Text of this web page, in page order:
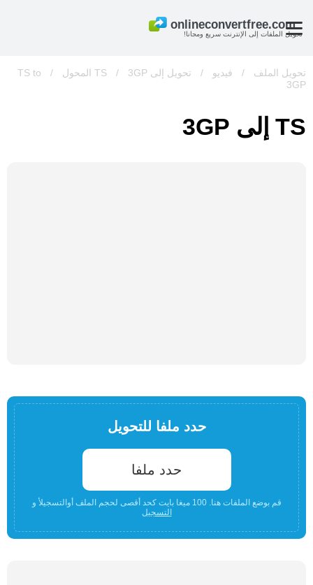
تحويل الملفات إلى الإنترنت سريع ومجانا!
تحويل الملف / فيديو / تحويل إلى TS / 3GP المحول /
TS to
3GP
TS إلى 3GP
حدد ملفا للتحويل
حدد ملفا
قم بوضع الملفات هنا. 100 ميغا بايت كحد أقصى لحجم الملف أوالتسجيلأ و
التسجيل